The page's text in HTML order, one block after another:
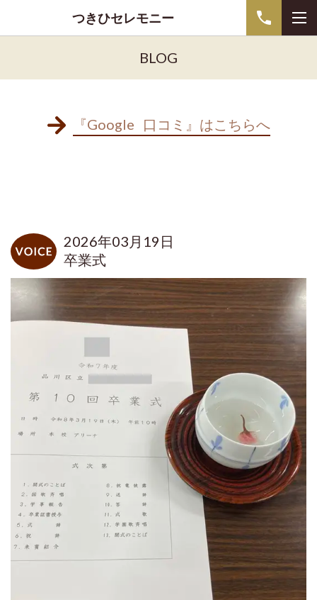
つきひセレモニー
BLOG
『Google 口コミ』はこちらへ
2026年03月19日
卒業式